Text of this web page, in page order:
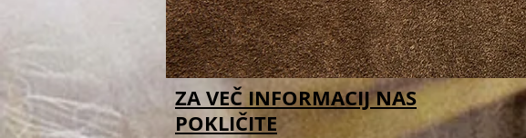
ZA VEČ INFORMACIJ NAS
POKLIČITE